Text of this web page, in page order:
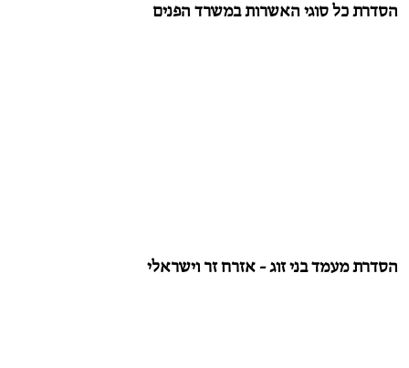
הסדרת כל סוגי האשרות במשרד הפנים
הסדרת מעמד בני זוג - אזרח זר וישראלי